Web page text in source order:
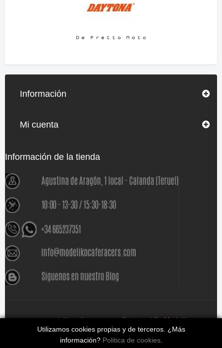
Información
Mi cuenta
Información de la tienda
Utilizamos cookies propias y de terceros. ¿Más
información? Politica de cookies.
www.modelikocaferacers.com Designed By Modeliko